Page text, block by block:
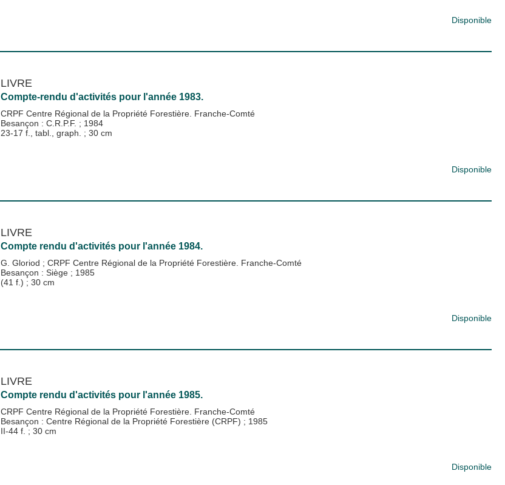
Disponible
LIVRE
Compte-rendu d'activités pour l'année 1983.
CRPF Centre Régional de la Propriété Forestière. Franche-Comté
Besançon : C.R.P.F. ; 1984
23-17 f., tabl., graph. ; 30 cm
Disponible
LIVRE
Compte rendu d'activités pour l'année 1984.
G. Gloriod ; CRPF Centre Régional de la Propriété Forestière. Franche-Comté
Besançon : Siège ; 1985
(41 f.) ; 30 cm
Disponible
LIVRE
Compte rendu d'activités pour l'année 1985.
CRPF Centre Régional de la Propriété Forestière. Franche-Comté
Besançon : Centre Régional de la Propriété Forestière (CRPF) ; 1985
II-44 f. ; 30 cm
Disponible